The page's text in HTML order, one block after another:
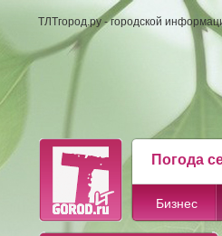
ТЛТгород.ру - городской
Погода
Бизнес